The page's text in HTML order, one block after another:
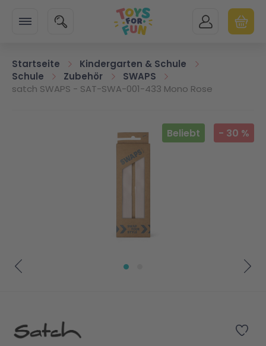
SUCHE MEIN KONTO
Startseite
Kindergarten & Schule
Schule
Zubehör
SWAPS
satch SWAPS - SAT-SWA-001-433 Mono Rose
Beliebt - 30 %
Zur